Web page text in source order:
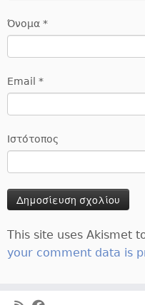
Όνομα *
Email *
Ιστότοπος
This site uses Akismet
your comment data is